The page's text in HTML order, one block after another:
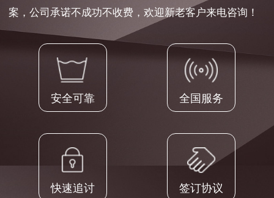
案，公司承诺不成功不收费，欢迎新老客户来电咨询！
安全可靠 全国服务
快速追讨 签订协议